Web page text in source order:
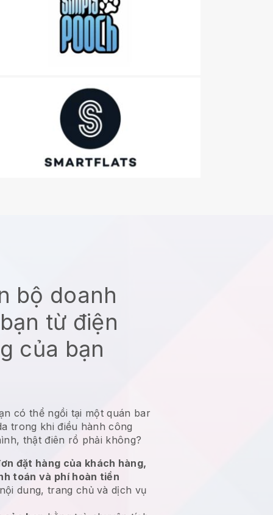
bộ doanh
từ điện
của bạn
có thể ngồi tại một quán bar
trong khi điều hành công
thật điên rồ phải không?
đặt hàng của khách hàng,
toán và phí hoàn tiền
dung, trang chủ và dịch vụ